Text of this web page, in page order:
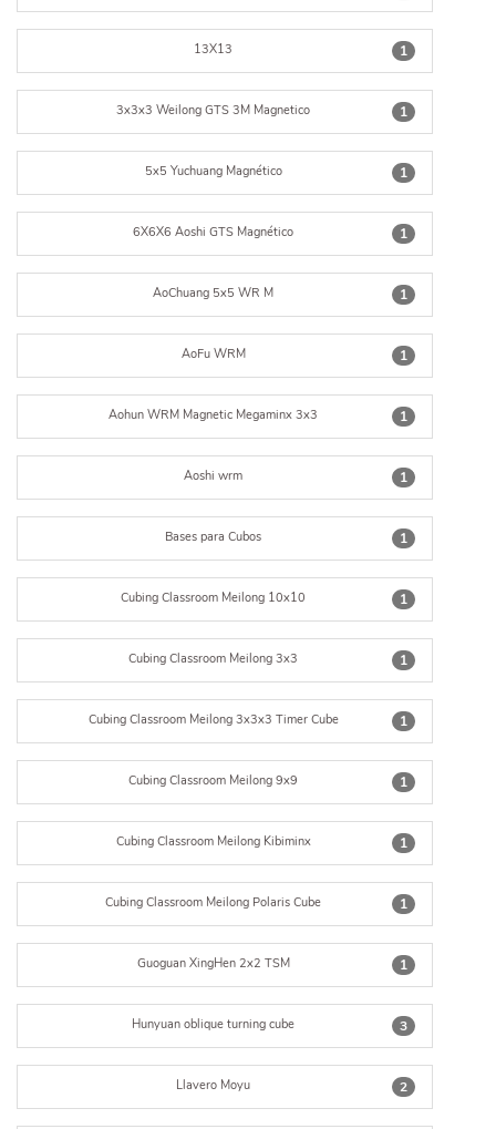
1
13X13
1
3x3x3 Weilong GTS 3M Magnetico
1
5x5 Yuchuang Magnético
1
6X6X6 Aoshi GTS Magnético
1
AoChuang 5x5 WR M
1
AoFu WRM
1
Aohun WRM Magnetic Megaminx 3x3
1
Aoshi wrm
1
Bases para Cubos
1
Cubing Classroom Meilong 10x10
1
Cubing Classroom Meilong 3x3
1
Cubing Classroom Meilong 3x3x3 Timer Cube
1
Cubing Classroom Meilong 9x9
1
Cubing Classroom Meilong Kibiminx
1
Cubing Classroom Meilong Polaris Cube
1
Guoguan XingHen 2x2 TSM
3
Hunyuan oblique turning cube
2
Llavero Moyu